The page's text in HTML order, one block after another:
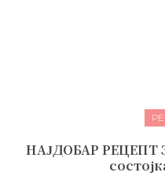
НАЈДОБАР РЕЦЕПТ